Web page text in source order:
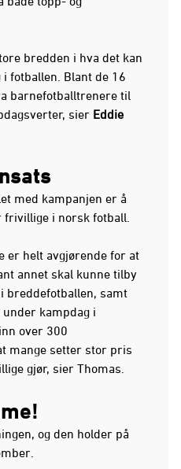
bredden i hva det kan
Blant de 16
barnefotballtrenere til
sier Eddie
med kampanjen er å
frivillige i norsk fotball.
er helt avgjørende for at
annet skal kunne tilby
breddefotballen, samt
kampdag i
over 300
mange setter stor pris
gjør, sier Thomas.
og den holder på